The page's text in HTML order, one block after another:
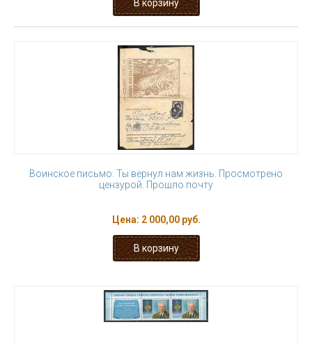
Воинское письмо. Ты вернул нам жизнь. Просмотрено
цензурой. Прошло почту
Цена: 2 000,00 руб.